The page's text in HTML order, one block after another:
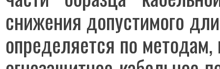
снижения допустимого
определяется по